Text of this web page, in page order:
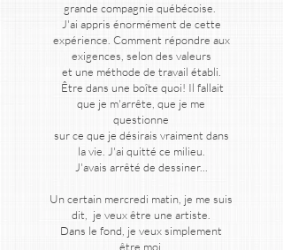
grande compagnie québécoise.
J'ai appris énormément de cette
expérience. Comment répondre aux
exigences, selon des valeurs
et une méthode de travail établi.
Être dans une boîte quoi! Il fallait
que je m'arrête, que je me
questionne
sur ce que je désirais vraiment dans
la vie. J'ai quitté ce milieu.
J'avais arrêté de dessiner...
Un certain mercredi matin, je me suis
dit, je veux être une artiste.
Dans le fond, je veux simplement
être moi.